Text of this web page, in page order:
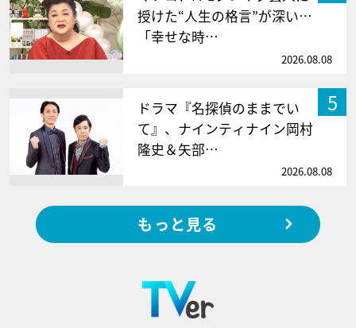
授けた“人生の格言”が深い…
「幸せな時…
2026.08.08
5
ドラマ『名探偵のままでい
て』、ナインティナイン岡村
隆史＆矢部…
2026.08.08
もっと見る